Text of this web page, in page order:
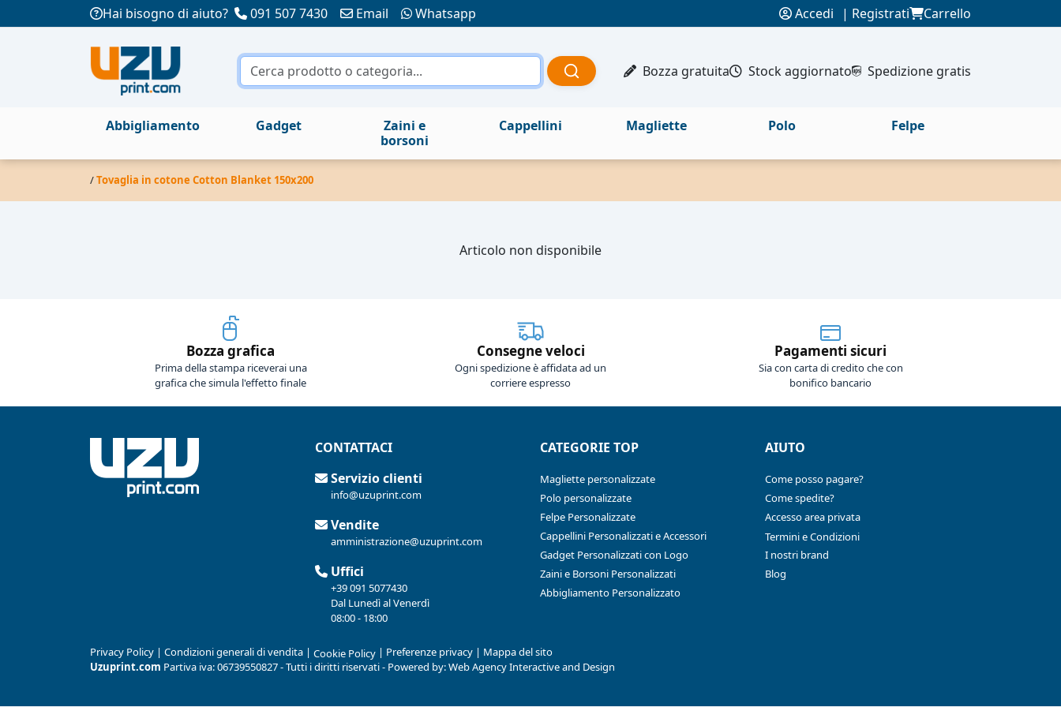
Hai bisogno di aiuto? 091 507 7430 Email Whatsapp Accedi | Registrati Carrello
Bozza gratuita Stock aggiornato Spedizione gratis
Abbigliamento Gadget
Zaini e
borsoni
Cappellini Magliette Polo Felpe
/Tovaglia in cotone Cotton Blanket 150x200
Articolo non disponibile
Bozza grafica
Prima della stampa riceverai una
grafica che simula l'effetto finale
Consegne veloci
Ogni spedizione è affidata ad un
corriere espresso
Pagamenti sicuri
Sia con carta di credito che con
bonifico bancario
CONTATTACI
Servizio clienti
info@uzuprint.com
Vendite
amministrazione@uzuprint.com
Uffici
+39 091 5077430
Dal Lunedì al Venerdì
08:00 - 18:00
CATEGORIE TOP
Magliette personalizzate
Polo personalizzate
Felpe Personalizzate
Cappellini Personalizzati e Accessori
Gadget Personalizzati con Logo
Zaini e Borsoni Personalizzati
Abbigliamento Personalizzato
AIUTO
Come posso pagare?
Come spedite?
Accesso area privata
Termini e Condizioni
I nostri brand
Blog
Privacy Policy | Condizioni generali di vendita | Cookie Policy | Preferenze privacy | Mappa del sito
Uzuprint.com Partiva iva: 06739550827 - Tutti i diritti riservati - Powered by:Web Agency Interactive and Design